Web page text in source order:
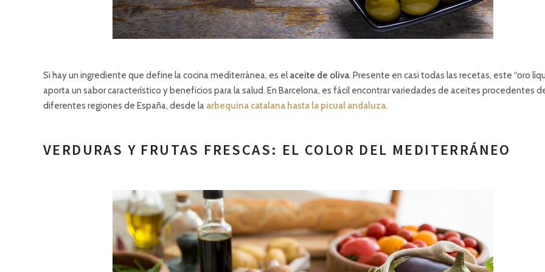
Si hay un ingrediente que define la cocina mediterránea, es elaceite de oliva. Presente en casi todas las recetas, este “oro
aporta un sabor característico y beneficios para la salud. En Barcelona, es fácil encontrar variedades de aceites procedentes
diferentes regiones de España, desde la arbequina catalana hasta la picual andaluza.
VERDURAS Y FRUTAS FRESCAS: EL COLOR DEL MEDITERRÁNEO